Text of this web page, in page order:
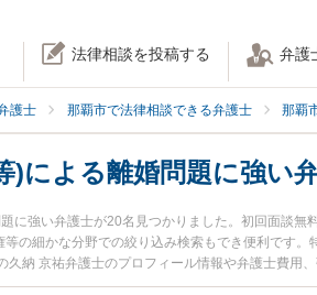
法律相談を投稿する 弁護
護士 那覇市で法律相談できる弁護士 那覇
)による離婚問題に強い
に強い弁護士が20名見つかりました。初回面談
の細かな分野での絞り込み検索もでき便利です
久納 京祐弁護士のプロフィール情報や弁護士費用
に相談したい』『異性関係(不貞等)による離婚問